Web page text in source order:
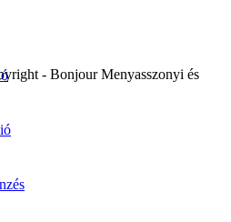
- Bonjour Menyasszonyi és